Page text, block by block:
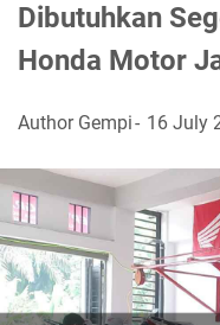
Dibutuhkan
Honda Motor
Author Gempi 16 July